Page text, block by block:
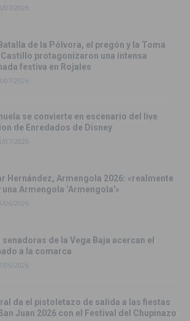
07/2026
de la Pólvora, el pregón y la Toma
protagonizaron una intensa
festiva en Rojales
07/2026
se convierte en escenario del live
de Enredados de Disney
07/2026
Hernández, Armengola 2026: «realmente
una Armengola ‘Armengola'»
06/2026
senadoras de la Vega Baja acercan el
a la comarca
06/2026
da el pistoletazo de salida a las fiestas
Juan 2026 con el Festival del Chupinazo